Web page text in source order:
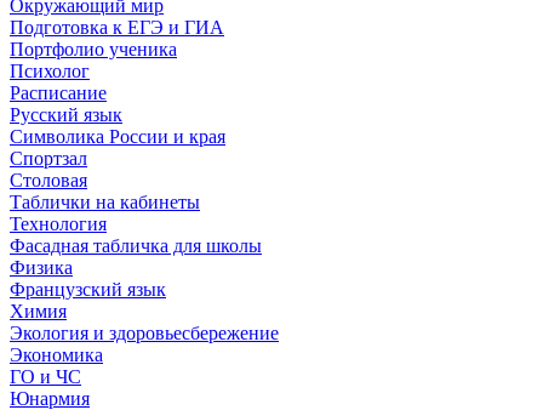
Окружающий мир
Подготовка к ЕГЭ и ГИА
Портфолио ученика
Психолог
Расписание
Русский язык
Символика России и края
Спортзал
Столовая
Таблички на кабинеты
Технология
Фасадная табличка для школы
Физика
Французский язык
Химия
Экология и здоровьесбережение
Экономика
ГО и ЧС
Юнармия